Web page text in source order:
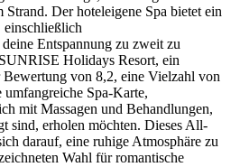
Strand. Der hoteleigene Spa bietet ein
einschließlich
Entspannung zu zweit zu
Holidays Resort, ein
von 8,2, eine Vielzahl von
Spa-Karte,
mit Massagen und Behandlungen,
sind, erholen möchten. Dieses All-
darauf, eine ruhige Atmosphäre zu
Wahl für romantische